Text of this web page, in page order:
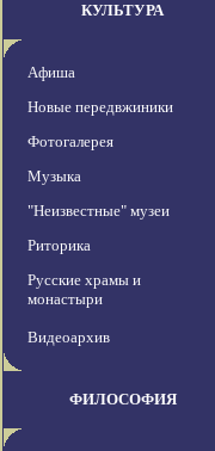
КУЛЬТУРА
Афиша
Новые передвжиники
Фотогалерея
Музыка
"Неизвестные" музеи
Риторика
Русские храмы и
монастыри
Видеоархив
ФИЛОСОФИЯ